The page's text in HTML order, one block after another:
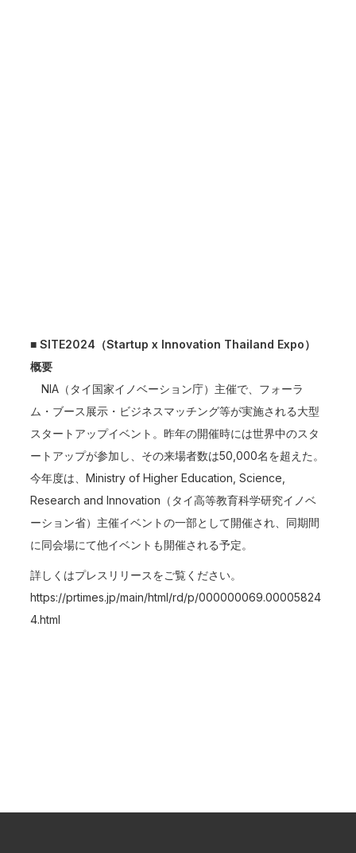
■ SITE2024（Startup x Innovation Thailand Expo）
概要
NIA（タイ国家イノベーション庁）主催で、フォーラ
ム・ブース展示・ビジネスマッチング等が実施される大型
スタートアップイベント。昨年の開催時には世界中のスタ
ートアップが参加し、その来場者数は50,000名を超えた。
今年度は、Ministry of Higher Education, Science,
Research and Innovation（タイ高等教育科学研究イノベ
ーション省）主催イベントの一部として開催され、同期間
に同会場にて他イベントも開催される予定。
詳しくはプレスリリースをご覧ください。
https://prtimes.jp/main/html/rd/p/000000069.00005824
4.html